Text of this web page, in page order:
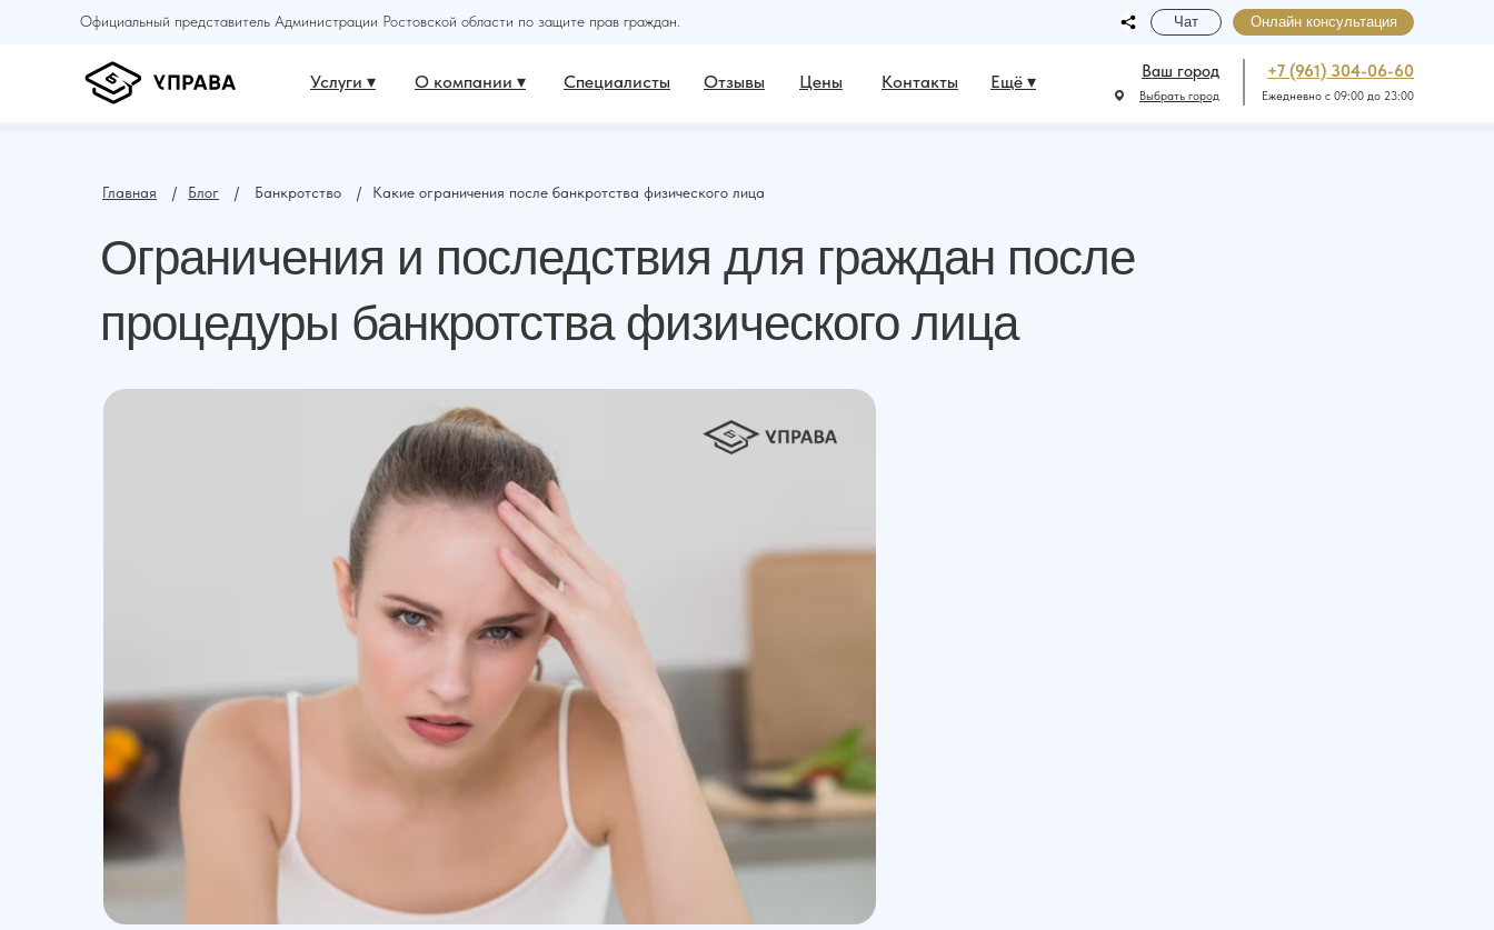
+7 (961) 304-06-60
Ежедневно с 09:00 до 23:00
Услуги ▾ Отзывы
О компании ▾ Цены
Специалисты
Онлайн консультация
Чат
Ваш город
Контакты Ещё ▾
Выбрать город
Официальный представитель Администрации Ростовской области по защите прав граждан.
Ограничения и последствия для граждан после
процедуры банкротства физического лица
Главная ⠀ /⠀ Блог ⠀ /⠀ Банкротство⠀ /⠀Какие ограничения после банкротства физического лица